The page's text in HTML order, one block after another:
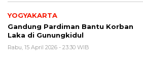
YOGYAKARTA
Gandung Pardiman Bantu Korban
Laka di Gunungkidul
Rabu, 15 April 2026 - 23:30 WIB